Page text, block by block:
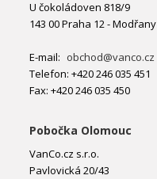
U čokoládoven 818/9
143 00 Praha 12 - Modřany
E-mail: obchod@vanco.cz
Telefon: +420 246 035 451
Fax: +420 246 035 450
Pobočka Olomouc
VanCo.cz s.r.o.
Pavlovická 20/43